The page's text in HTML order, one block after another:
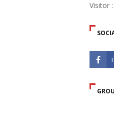
Visitor :